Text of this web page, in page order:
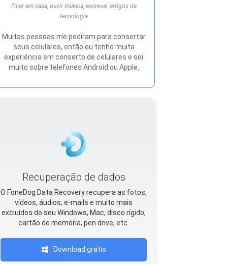
Ficar em casa, ouvir música, escrever artigos de
tecnologia
Muitas pessoas me pediram para consertar
seus celulares, então eu tenho muita
experiência em conserto de celulares e sei
muito sobre telefones Android ou Apple.
Recuperação de dados
O FoneDog Data Recovery recupera as fotos,
vídeos, áudios, e-mails e muito mais
excluídos do seu Windows, Mac, disco rígido,
cartão de memória, pen drive, etc.
Download grátis